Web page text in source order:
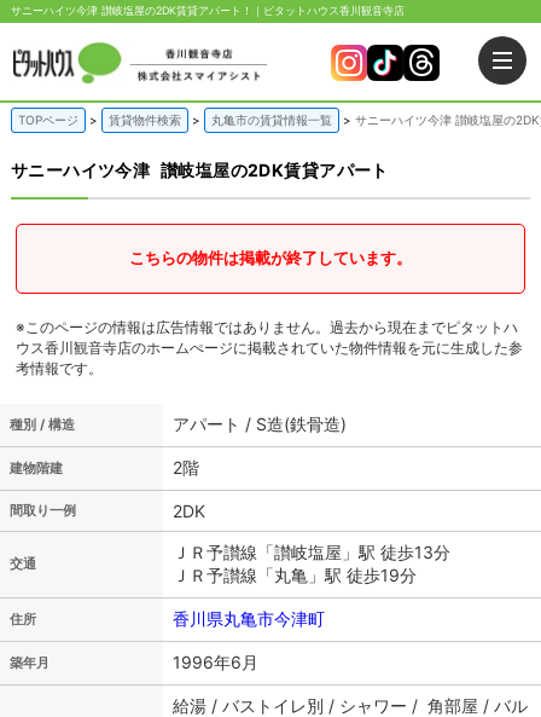
サニーハイツ今津 讃岐塩屋の2DK賃貸アパート！｜ピタットハウス香川観音寺店
TOPページ 賃貸物件検索 丸亀市の賃貸情報一覧 サニーハイツ今津 讃岐塩屋の
サニーハイツ今津 讃岐塩屋の2DK賃貸アパート
こちらの物件は掲載が終了しています。
※このページの情報は広告情報ではありません。過去から現在までピタットハ
ウス香川観音寺店のホームぺージに掲載されていた物件情報を元に生成した参
考情報です。
種別 / 構造 アパート / S造(鉄骨造)
建物階建 2階
間取り一例 2DK
交通
ＪＲ予讃線「讃岐塩屋」駅 徒歩13分
ＪＲ予讃線「丸亀」駅 徒歩19分
住所 香川県丸亀市今津町
築年月 1996年6月
給湯 / バストイレ別 / シャワー / 角部屋 / バル